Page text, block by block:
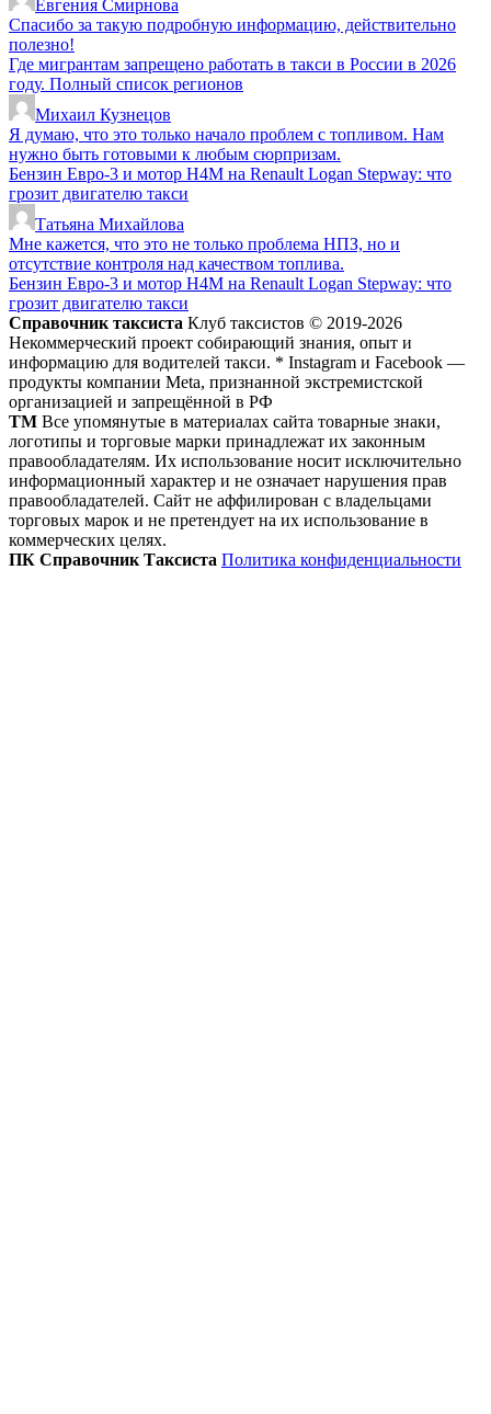
Евгения Смирнова
Спасибо за такую подробную информацию, действительно
полезно!
Где мигрантам запрещено работать в такси в России в 2026
году. Полный список регионов
Михаил Кузнецов
Я думаю, что это только начало проблем с топливом. Нам
нужно быть готовыми к любым сюрпризам.
Бензин Евро-3 и мотор H4M на Renault Logan Stepway: что
грозит двигателю такси
Татьяна Михайлова
Мне кажется, что это не только проблема НПЗ, но и
отсутствие контроля над качеством топлива.
Бензин Евро-3 и мотор H4M на Renault Logan Stepway: что
грозит двигателю такси
Справочник таксиста Клуб таксистов © 2019-2026
Некоммерческий проект собирающий знания, опыт и
информацию для водителей такси. * Instagram и Facebook —
продукты компании Meta, признанной экстремистской
организацией и запрещённой в РФ
ТМ Все упомянутые в материалах сайта товарные знаки,
логотипы и торговые марки принадлежат их законным
правообладателям. Их использование носит исключительно
информационный характер и не означает нарушения прав
правообладателей. Сайт не аффилирован с владельцами
торговых марок и не претендует на их использование в
коммерческих целях.
ПК Справочник Таксиста Политика конфиденциальности